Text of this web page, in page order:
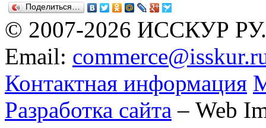
Поделиться…
© 2007-2026 ИССКУР РУ.
Email:
Контактная информация
Разработка сайта – Web